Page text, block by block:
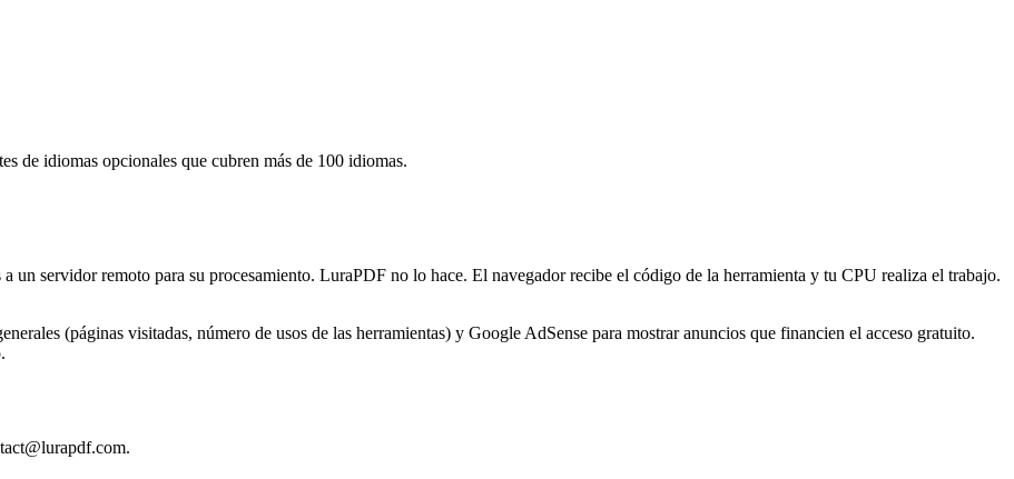
de idiomas opcionales que cubren más de 100 idiomas.
un servidor remoto para su procesamiento. LuraPDF no lo hace. El navegador recibe el código de la herramienta y tu CPU realiza el trabajo.
(páginas visitadas, número de usos de las herramientas) y Google AdSense para mostrar anuncios que financien el acceso gratuito.
.